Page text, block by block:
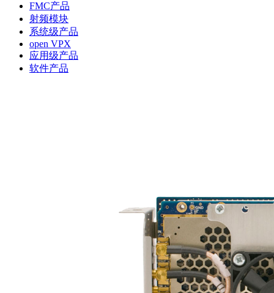
FMC产品
射频模块
系统级产品
open VPX
应用级产品
软件产品